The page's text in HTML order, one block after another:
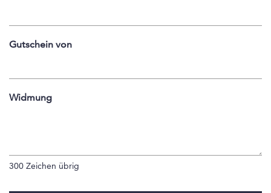
Gutschein von
Widmung
300 Zeichen übrig